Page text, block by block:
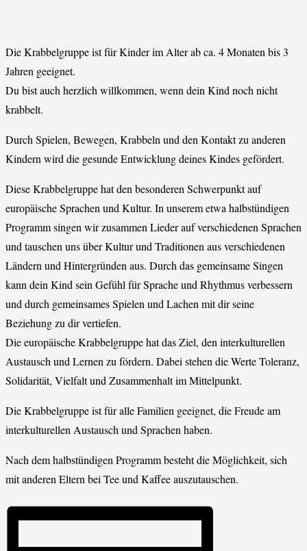
Die Krabbelgruppe ist für Kinder im Alter ab ca. 4 Monaten bis 3
Jahren geeignet.
Du bist auch herzlich willkommen, wenn dein Kind noch nicht
krabbelt.
Durch Spielen, Bewegen, Krabbeln und den Kontakt zu anderen
Kindern wird die gesunde Entwicklung deines Kindes gefördert.
Diese Krabbelgruppe hat den besonderen Schwerpunkt auf
europäische Sprachen und Kultur. In unserem etwa halbstündigen
Programm singen wir zusammen Lieder auf verschiedenen Sprachen
und tauschen uns über Kultur und Traditionen aus verschiedenen
Ländern und Hintergründen aus. Durch das gemeinsame Singen
kann dein Kind sein Gefühl für Sprache und Rhythmus verbessern
und durch gemeinsames Spielen und Lachen mit dir seine
Beziehung zu dir vertiefen.
Die europäische Krabbelgruppe hat das Ziel, den interkulturellen
Austausch und Lernen zu fördern. Dabei stehen die Werte Toleranz,
Solidarität, Vielfalt und Zusammenhalt im Mittelpunkt.
Die Krabbelgruppe ist für alle Familien geeignet, die Freude am
interkulturellen Austausch und Sprachen haben.
Nach dem halbstündigen Programm besteht die Möglichkeit, sich
mit anderen Eltern bei Tee und Kaffee auszutauschen.